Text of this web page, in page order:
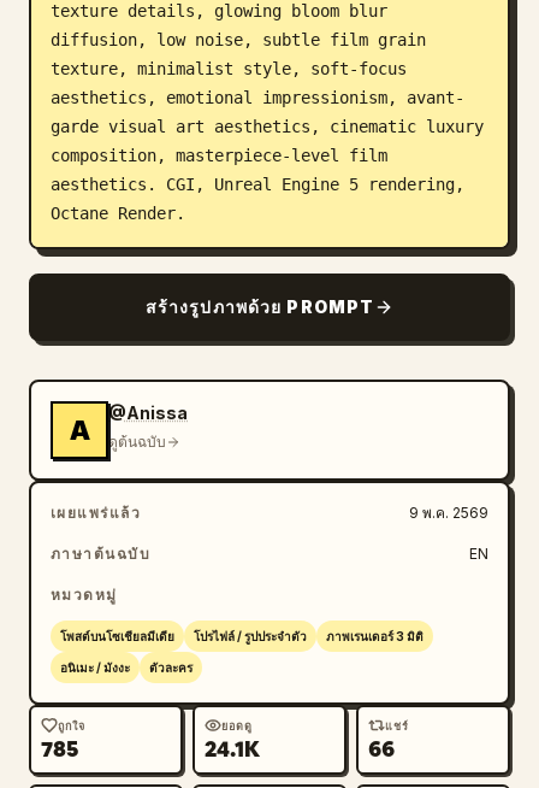
texture details, glowing bloom blur
diffusion, low noise, subtle film grain
texture, minimalist style, soft-focus
aesthetics, emotional impressionism, avant-
garde visual art aesthetics, cinematic luxury
composition, masterpiece-level film
aesthetics. CGI, Unreal Engine 5 rendering,
Octane Render.
สร้างรูปภาพด้วย PROMPT
A
@Anissa
ดูต้นฉบับ
เผยแพร่แล้ว 9 พ.ค. 2569
ภาษาต้นฉบับ EN
หมวดหมู่
โพสต์บนโซเชียลมีเดีย โปรไฟล์ / รูปประจำตัว ภาพเรนเดอร์ 3 มิติ
อนิเมะ / มังงะ ตัวละคร
ถูกใจ
785
ยอดดู
24.1K
แชร์
66